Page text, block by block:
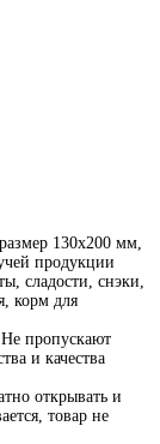
130x200 мм,
продукции
сладости, снэки,
корм для
пропускают
и качества
открывать и
товар не